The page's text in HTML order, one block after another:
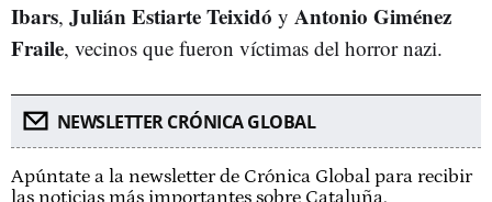
Ibars, Julián Estiarte Teixidó y Antonio Giménez
Fraile, vecinos que fueron víctimas del horror nazi.
NEWSLETTER CRÓNICA GLOBAL
Apúntate a la newsletter de Crónica Global para recibir
las noticias más importantes sobre Cataluña.